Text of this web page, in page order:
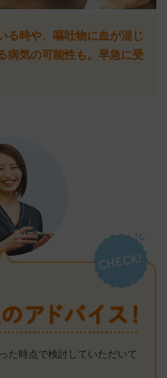
る時や、嘔吐物に血が混じ
病気の可能性も。早急に受
た時点で検討していただいて